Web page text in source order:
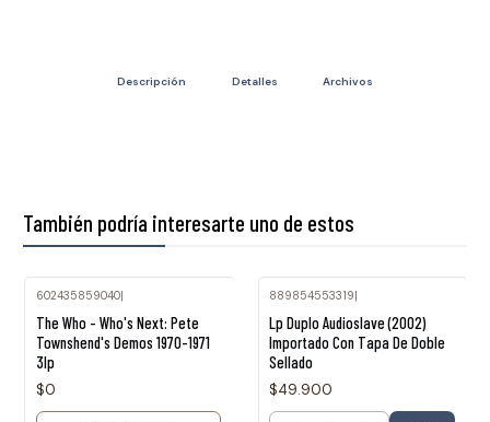
Descripción Detalles Archivos
También podría interesarte uno de estos
602435859040|
The Who - Who's Next: Pete
Townshend's Demos 1970-1971
3lp
$0
889854553319|
Lp Duplo Audioslave (2002)
Importado Con Tapa De Doble
Sellado
$49.900